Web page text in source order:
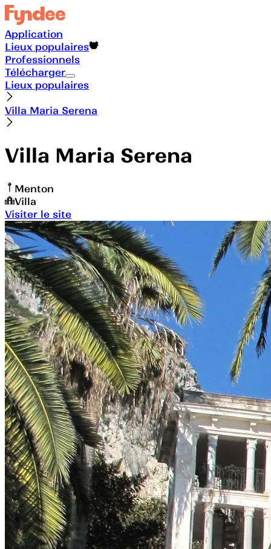
Application
Lieux populaires
Professionnels
Télécharger
Lieux populaires
Villa Maria Serena
Villa Maria Serena
Menton
Villa
Visiter le site